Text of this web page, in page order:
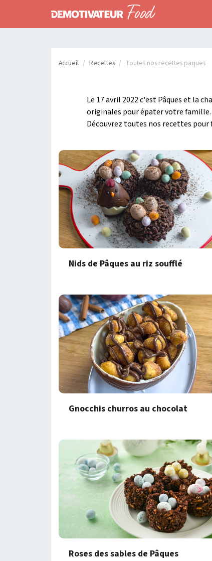
Accueil Recettes Toutes nos recettes paques
Le 17 avril 2022 c'est Pâques et la
originales pour épater votre famille.
Découvrez toutes nos recettes pour
Nids de Pâques au riz soufflé
Gnocchis churros au chocolat
Roses des sables de Pâques